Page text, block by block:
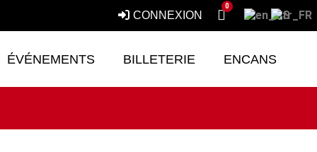
CONNEXION
0
ÉVÉNEMENTS BILLETERIE ENCANS